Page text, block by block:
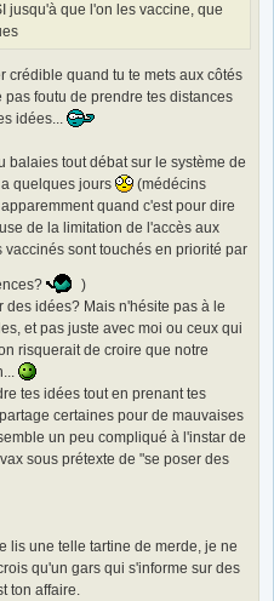
jusqu'à que l'on les vaccine, que
crédible quand tu te mets aux côtés
foutu de prendre tes distances
idées...
balaies tout débat sur le système de
quelques jours
(médécins
quand c'est pour dire
de la limitation de l'accès aux
sont touchés en priorité par
)
des idées? Mais n'hésite pas à le
et pas juste avec moi ou ceux qui
risquerait de croire que notre
tes idées tout en prenant tes
certaines pour de mauvaises
un peu compliqué à l'instar de
sous prétexte de "se poser des
lis une telle tartine de merde, je ne
qu'un gars qui s'informe sur des
ton affaire.